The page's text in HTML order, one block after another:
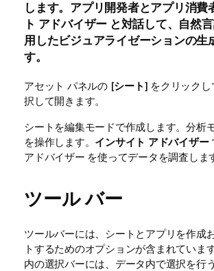
します。アプリ開発者とアプリ消費
ト アドバイザー と対話して、自然
用したビジュアライゼーションの生
す。
アセット パネルの [シート] をクリック
択して開きます。
シートを編集モードで作成します。分析
を操作します。 インサイト アドバイザー
アドバイザー を使ってデータを調査しま
ツール バー
ツールバーには、シートとアプリを作成
トするためのオプションが含まれていま
内の選択バーには、データ内で選択を行